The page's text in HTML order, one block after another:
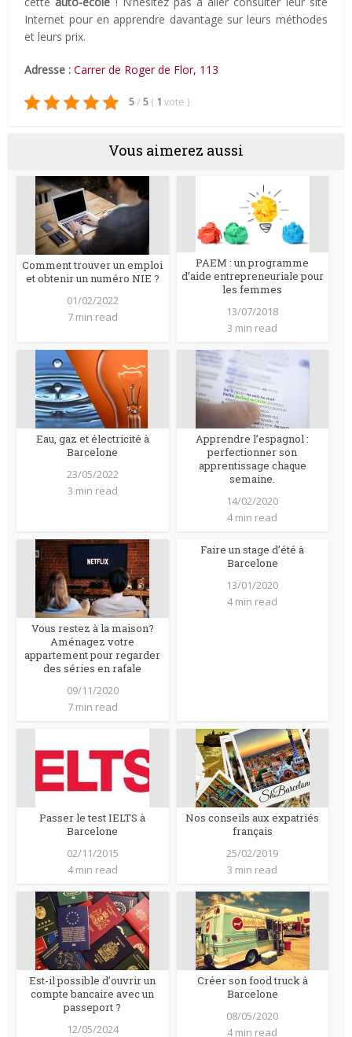
Internet pour en apprendre davantage sur leurs méthodes
et leurs prix.
Adresse : Carrer de Roger de Flor, 113
5/ 5 ( 1 vote )
Vous aimerez aussi
Comment trouver un emploi
et obtenir un numéro NIE ?
01/02/2022
7 min read
PAEM : un programme
d’aide entrepreneuriale pour
les femmes
13/07/2018
3 min read
Eau, gaz et électricité à
Barcelone
23/05/2022
3 min read
Apprendre l’espagnol :
perfectionner son
apprentissage chaque
semaine.
14/02/2020
4 min read
Vous restez à la maison?
Aménagez votre
appartement pour regarder
des séries en rafale
09/11/2020
7 min read
Faire un stage d’été à
Barcelone
13/01/2020
4 min read
Passer le test IELTS à
Barcelone
02/11/2015
4 min read
Nos conseils aux expatriés
français
25/02/2019
3 min read
Est-il possible d’ouvrir un
compte bancaire avec un
passeport ?
12/05/2024
Créer son food truck à
Barcelone
08/05/2020
4 min read